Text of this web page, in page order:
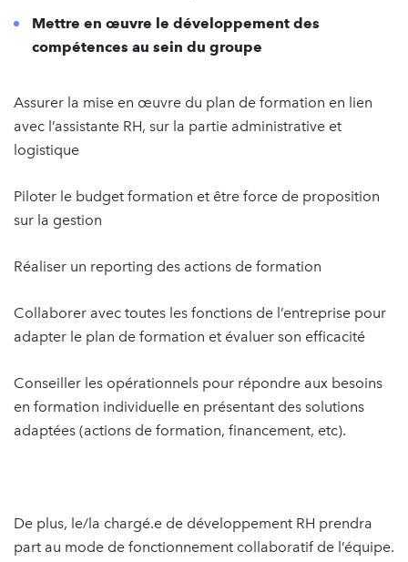
Mettre en œuvre le développement des
compétences au sein du groupe
Assurer la mise en œuvre du plan de formation en lien
avec l’assistante RH, sur la partie administrative et
logistique
Piloter le budget formation et être force de proposition
sur la gestion
Réaliser un reporting des actions de formation
Collaborer avec toutes les fonctions de l’entreprise pour
adapter le plan de formation et évaluer son efficacité
Conseiller les opérationnels pour répondre aux besoins
en formation individuelle en présentant des solutions
adaptées (actions de formation, financement, etc).
De plus, le/la chargé.e de développement RH prendra
part au mode de fonctionnement collaboratif de l’équipe.